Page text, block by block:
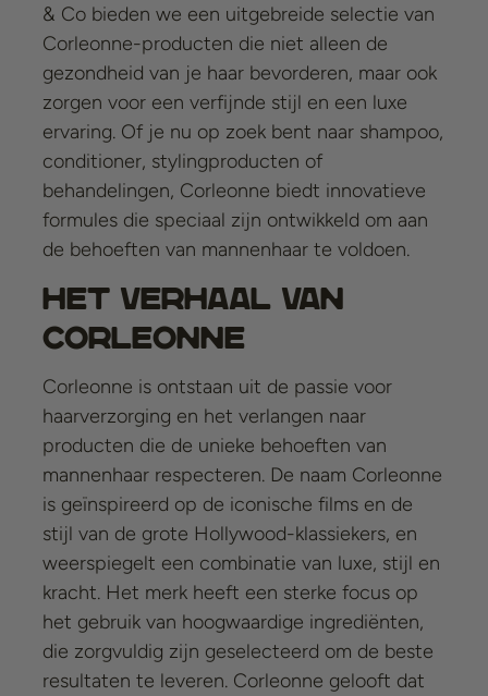
& Co bieden we een uitgebreide selectie van
Corleonne-producten die niet alleen de
gezondheid van je haar bevorderen, maar ook
zorgen voor een verfijnde stijl en een luxe
ervaring. Of je nu op zoek bent naar shampoo,
conditioner, stylingproducten of
behandelingen, Corleonne biedt innovatieve
formules die speciaal zijn ontwikkeld om aan
de behoeften van mannenhaar te voldoen.
Het Verhaal van
Corleonne
Corleonne is ontstaan uit de passie voor
haarverzorging en het verlangen naar
producten die de unieke behoeften van
mannenhaar respecteren. De naam Corleonne
is geïnspireerd op de iconische films en de
stijl van de grote Hollywood-klassiekers, en
weerspiegelt een combinatie van luxe, stijl en
kracht. Het merk heeft een sterke focus op
het gebruik van hoogwaardige ingrediënten,
die zorgvuldig zijn geselecteerd om de beste
resultaten te leveren. Corleonne gelooft dat